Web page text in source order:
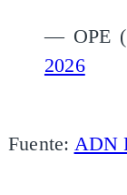
— OPE
2026
Fuente: ADN